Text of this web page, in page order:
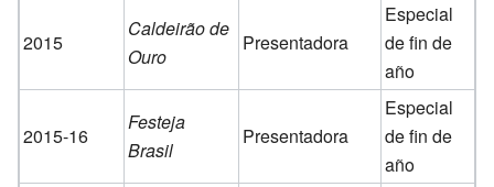
2015
Caldeirão de
Ouro
Presentadora
Especial
de fin de
año
2015-16
Festeja
Brasil
Presentadora
Especial
de fin de
año